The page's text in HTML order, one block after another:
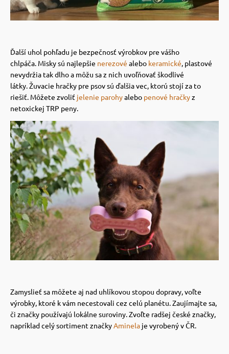
Ďalší uhol pohľadu je bezpečnosť výrobkov pre vášho
chlpáča. Misky sú najlepšie nerezové alebo keramické, plastové
nevydržia tak dlho a môžu sa z nich uvoľňovať škodlivé
látky.Žuvacie hračky pre psov sú ďalšia vec, ktorú stojí za to
riešiť. Môžete zvoliť jelenie parohyalebo penové hračkyz
netoxickej TRP peny.
Zamyslieť sa môžete aj nad uhlíkovou stopou dopravy, voľte
výrobky, ktoré k vám necestovali cez celú planétu. Zaujímajte sa,
či značky používajú lokálne suroviny. Zvoľte radšej české značky,
napríklad celý sortiment značkyAminela je vyrobený v ČR.